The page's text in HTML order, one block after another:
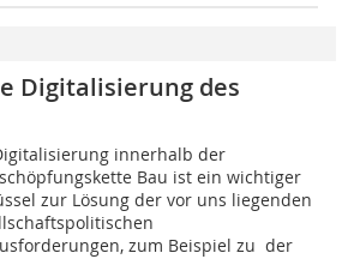
Digitalisierung des
innerhalb der
Bau ist ein wichtiger
zur Lösung der vor uns liegenden
zum Beispiel zu  der